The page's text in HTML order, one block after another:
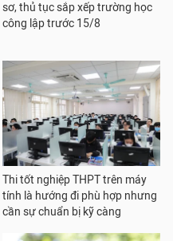
sơ, thủ tục sắp xếp trường học
công lập trước 15/8
Thi tốt nghiệp THPT trên máy
tính là hướng đi phù hợp nhưng
cần sự chuẩn bị kỹ càng